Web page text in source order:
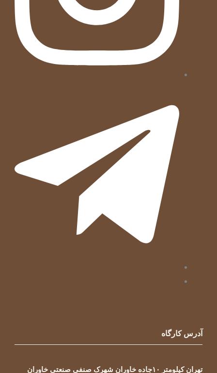
آدرس کارگاه
تهران کیلومتر ۱۰جاده خاوران شهرک صنفی صنعتی خاوران